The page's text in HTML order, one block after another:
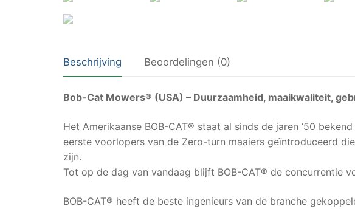
Beschrijving Beoordelingen (0)
Bob-Cat Mowers® (USA) – Duurzaamheid, maaikwaliteit,
Het Amerikaanse BOB-CAT® staat al sinds de jaren ‘50
eerste voorlopers van de Zero-turn maaiers geïntroduceerd
zijn.
Tot op de dag van vandaag blijft BOB-CAT® de concurrentie
BOB-CAT® heeft de beste ingenieurs van de branche